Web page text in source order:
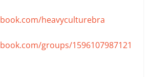
heavyculturebra
groups/1596107987121